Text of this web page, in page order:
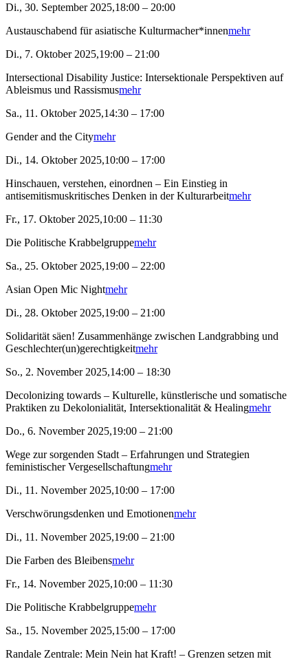
Di., 30. September 2025,18:00 – 20:00
Austauschabend für asiatische Kulturmacher*innenmehr
Di., 7. Oktober 2025,19:00 – 21:00
Intersectional Disability Justice: Intersektionale Perspektiven auf
Ableismus und Rassismusmehr
Sa., 11. Oktober 2025,14:30 – 17:00
Gender and the Citymehr
Di., 14. Oktober 2025,10:00 – 17:00
Hinschauen, verstehen, einordnen – Ein Einstieg in
antisemitismuskritisches Denken in der Kulturarbeitmehr
Fr., 17. Oktober 2025,10:00 – 11:30
Die Politische Krabbelgruppemehr
Sa., 25. Oktober 2025,19:00 – 22:00
Asian Open Mic Nightmehr
Di., 28. Oktober 2025,19:00 – 21:00
Solidarität säen! Zusammenhänge zwischen Landgrabbing und
Geschlechter(un)gerechtigkeitmehr
So., 2. November 2025,14:00 – 18:30
Decolonizing towards – Kulturelle, künstlerische und somatische
Praktiken zu Dekolonialität, Intersektionalität & Healingmehr
Do., 6. November 2025,19:00 – 21:00
Wege zur sorgenden Stadt – Erfahrungen und Strategien
feministischer Vergesellschaftungmehr
Di., 11. November 2025,10:00 – 17:00
Verschwörungsdenken und Emotionenmehr
Di., 11. November 2025,19:00 – 21:00
Die Farben des Bleibensmehr
Fr., 14. November 2025,10:00 – 11:30
Die Politische Krabbelgruppemehr
Sa., 15. November 2025,15:00 – 17:00
Randale Zentrale: Mein Nein hat Kraft! – Grenzen setzen mit